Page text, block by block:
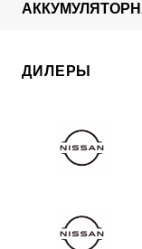
ДИЛЕРЫ